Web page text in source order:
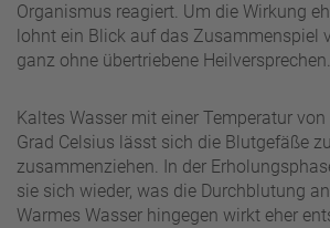
Organismus reagiert. Um die Wirkung
lohnt ein Blick auf das Zusammenspiel
ganz ohne übertriebene Heilversprechen.
Kaltes Wasser mit einer Temperatur
Grad Celsius lässt sich die Blutgefäße
zusammenziehen. In der
sie sich wieder, was die Durchblutung
Warmes Wasser hingegen wirkt eher